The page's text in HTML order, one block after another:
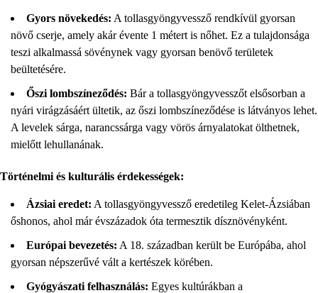
Gyors növekedés: A tollasgyöngyvessző rendkívül gyorsan
növő cserje, amely akár évente 1 métert is nőhet. Ez a tulajdonsága
teszi alkalmassá sövénynek vagy gyorsan benövő területek
beültetésére.
Őszi lombszíneződés: Bár a tollasgyöngyvesszőt elsősorban a
nyári virágzásáért ültetik, az őszi lombszíneződése is látványos lehet.
A levelek sárga, narancssárga vagy vörös árnyalatokat ölthetnek,
mielőtt lehullanának.
Történelmi és kulturális érdekességek:
Ázsiai eredet: A tollasgyöngyvessző eredetileg Kelet-Ázsiában
őshonos, ahol már évszázadok óta termesztik dísznövényként.
Európai bevezetés: A 18. században került be Európába, ahol
gyorsan népszerűvé vált a kertészek körében.
Gyógyászati felhasználás: Egyes kultúrákban a